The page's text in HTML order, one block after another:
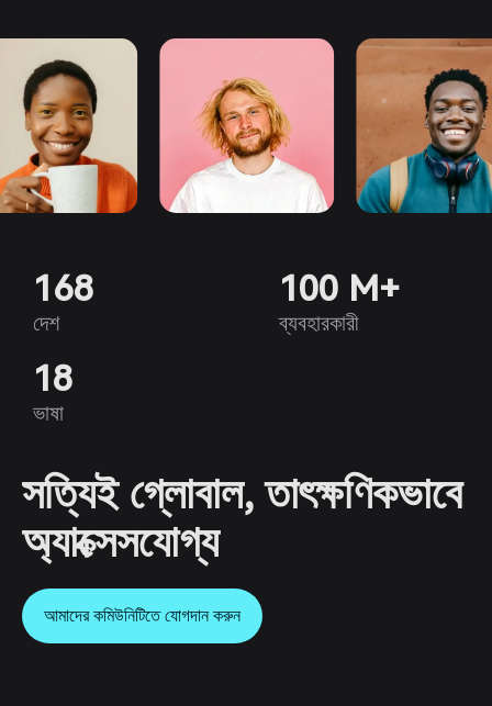
168
দেশ
100 M+
ব্যবহারকারী
18
ভাষা
সত্যিই গ্লোবাল, তাৎক্ষণিকভাবে
অ্যাক্সেসযোগ্য
আমাদের কমিউনিটিতে যোগদান করুন